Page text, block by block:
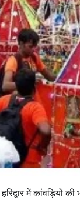
में कांवड़ियों